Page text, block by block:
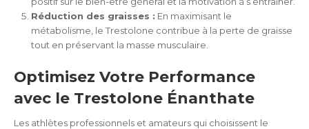
Réduction des graisses : En maximisant le
métabolisme, le Trestolone contribue à la perte de graisse
tout en préservant la masse musculaire.
Optimisez Votre Performance
avec le Trestolone Énanthate
Les athlètes professionnels et amateurs qui choisissent le